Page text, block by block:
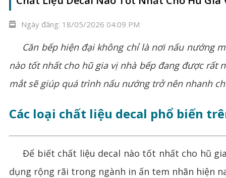
Ngày đăng: 18/05/2026 04:09 PM
Căn bếp hiện đại không chỉ là nơi nấu nướng
nào tốt nhất cho hũ gia vị nhà bếp đang được rất
mắt sẽ giúp quá trình nấu nướng trở nên nhanh
Các loại chất liệu decal phổ biến
Để biết chất liệu decal nào tốt nhất cho hũ
dụng rộng rãi trong ngành in ấn tem nhãn hiện